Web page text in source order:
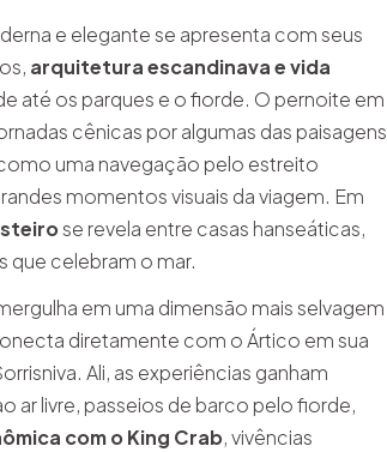
e elegante se apresenta com seus
arquitetura escandinava e vida
até os parques e o fiorde. O pernoite em
cênicas por algumas das paisagens
uma navegação pelo estreito
momentos visuais da viagem. Em
se revela entre casas hanseáticas,
que celebram o mar.
em uma dimensão mais selvagem
diretamente com o Ártico em sua
Ali, as experiências ganham
ar livre, passeios de barco pelo fiorde,
com o King Crab, vivências